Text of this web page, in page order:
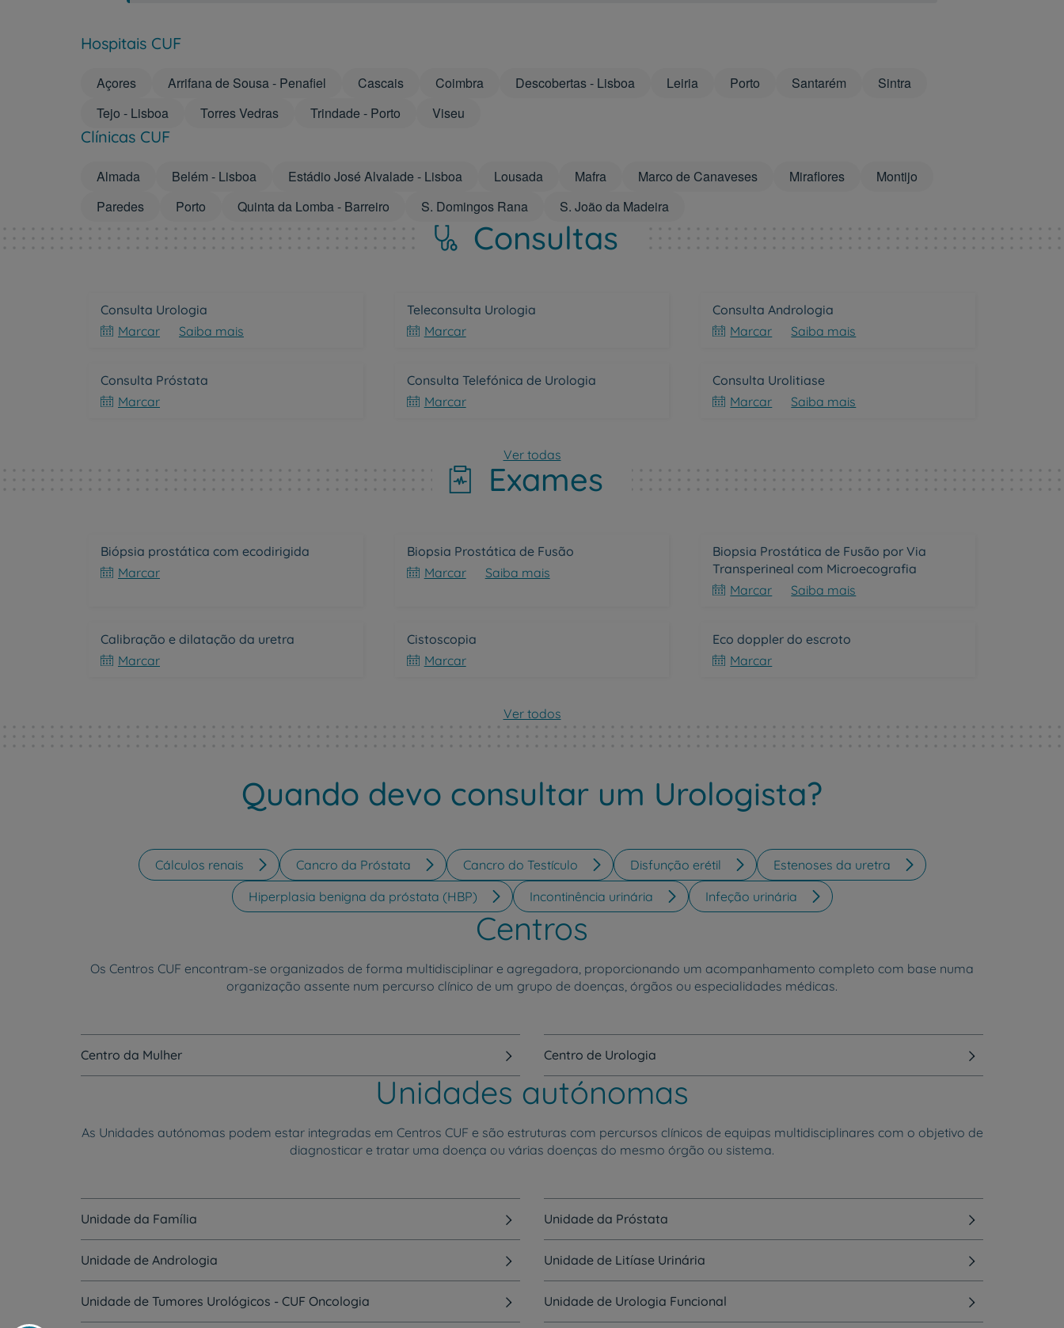
Plano +CUF
My CUF
Clientes e acompanhantes
CUF Academic Center
Para profissionais
Sobre nós
Contacte-nos
Hospitais CUF
Açores Arrifana de Sousa - Penafiel Cascais Coimbra Descobertas - Lisboa Leiria Porto Santarém
Sintra
Tejo - Lisboa
Torres Vedras Trindade - Porto Viseu
Clínicas CUF
Almada Belém - Lisboa Estádio José Alvalade - Lisboa Lousada Mafra Marco de Canaveses Miraflores
Montijo
Paredes
Porto Quinta da Lomba - Barreiro S. Domingos Rana S. João da Madeira
Consultas
Consulta Urologia
Marcar
Saiba mais
Teleconsulta Urologia
Marcar
Consulta Andrologia
Marcar
Saiba mais
Consulta Próstata
Marcar
Consulta Telefónica de Urologia
Marcar
Consulta Urolitiase
Marcar
Saiba mais
Ver todas
Exames
Biópsia prostática com ecodirigida
Marcar
Biopsia Prostática de Fusão
Marcar
Saiba mais
Biopsia Prostática de Fusão por Via
Transperineal com Microecografia
Marcar
Saiba mais
Calibração e dilatação da uretra
Marcar
Cistoscopia
Marcar
Eco doppler do escroto
Marcar
Ver todos
Quando devo consultar um Urologista?
Cálculos renais Cancro da Próstata Cancro do Testículo Disfunção erétil
Estenoses da uretra
Hiperplasia benigna da próstata (HBP)
Incontinência urinária Infeção urinária
Centros
Os Centros CUF encontram-se organizados de forma multidisciplinar e agregadora, proporcionando um acompanhamento completo com base numa
organização assente num percurso clínico de um grupo de doenças, órgãos ou especialidades médicas.
Centro da Mulher Centro de Urologia
Unidades autónomas
As Unidades autónomas podem estar integradas em Centros CUF e são estruturas com percursos clínicos de equipas multidisciplinares com o objetivo de
diagnosticar e tratar uma doença ou várias doenças do mesmo órgão ou sistema.
Unidade da Família Unidade da Próstata
Unidade de Andrologia Unidade de Litíase Urinária
Unidade de Tumores Urológicos - CUF Oncologia Unidade de Urologia Funcional